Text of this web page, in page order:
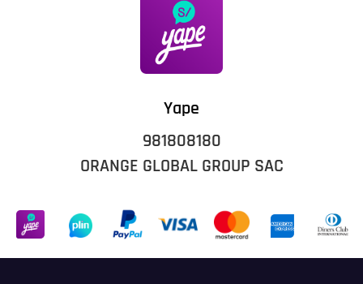
Yape
981808180
ORANGE GLOBAL GROUP SAC